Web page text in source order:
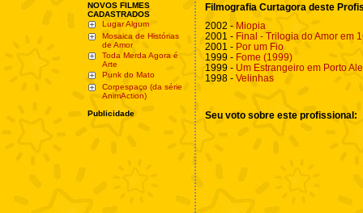
NOVOS FILMES
CADASTRADOS
Lugar Algum
Mosaica de Histórias
de Amor
Toda Merda Agora é
Arte
Punk do Mato
Corpespaço (da série
AnimAction)
Publicidade
Filmografia Curtagora deste
2002 - Miopia
2001 - Final - Trilogia do Amor em
2001 - Por um Fio
1999 - Fome (1999)
1999 - Um Estrangeiro em Porto
1998 - Velinhas
Seu voto sobre este profissional: